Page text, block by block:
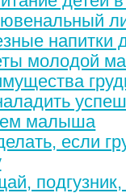
напитки
молодой
малыша
если